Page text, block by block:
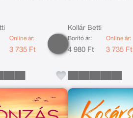
Online ár:
3 735 Ft
Kollár Betti
Borító ár:
4 980 Ft
Online ár:
3 735 Ft